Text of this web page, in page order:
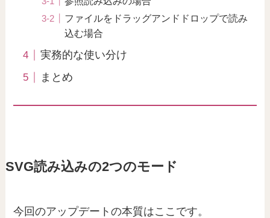
ファイルをドラッグアンドドロップで読み
込む場合
実務的な使い分け
まとめ
SVG読み込みの2つのモード
今回のアップデートの本質はここです。